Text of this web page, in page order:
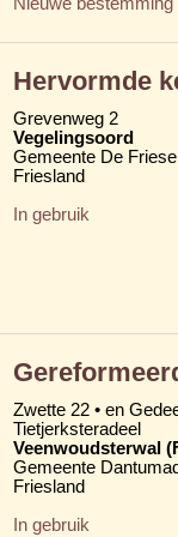
Hervormde
Grevenweg 2
Vegelingsoord
Gemeente De
Friesland
In gebruik
Zwette 22 • en
Tietjerksteradeel
Veenwoudsterwal
Gemeente
Friesland
In gebruik